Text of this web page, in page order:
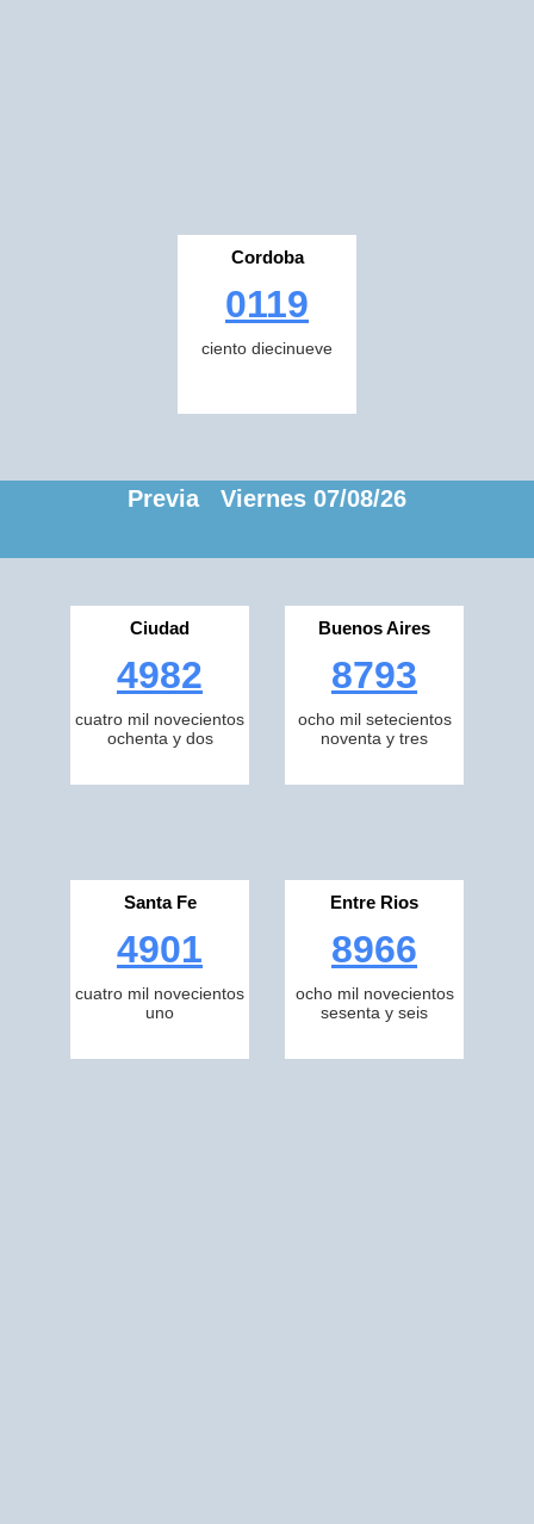
Cordoba
0119
ciento diecinueve
Previa Viernes 07/08/26
Ciudad
4982
cuatro mil novecientos
ochenta y dos
Buenos Aires
8793
ocho mil setecientos
noventa y tres
Santa Fe
4901
cuatro mil novecientos
uno
Entre Rios
8966
ocho mil novecientos
sesenta y seis